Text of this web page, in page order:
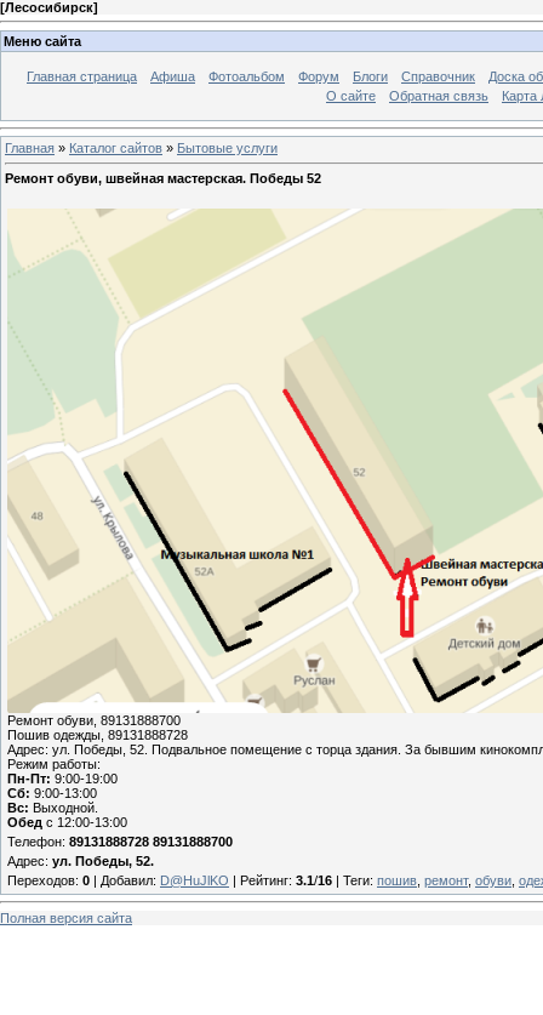
[Лесосибирск]
Меню сайта
Главная страница Афиша Фотоальбом Форум Блоги Справочник
Доска
О сайте
Обратная связь Карта
Главная » Каталог сайтов » Бытовые услуги
Ремонт обуви, швейная мастерская. Победы 52
Ремонт обуви, 89131888700
Пошив одежды, 89131888728
Адрес: ул. Победы, 52. Подвальное помещение с торца здания. За бывшим
Режим работы:
Пн-Пт: 9:00-19:00
Сб: 9:00-13:00
Вс: Выходной.
Обед с 12:00-13:00
Телефон: 89131888728 89131888700
Адрес: ул. Победы, 52.
Переходов: 0 | Добавил: D@HuJlKO | Рейтинг: 3.1/16 | Теги: пошив ремонт, обуви
Полная версия сайта